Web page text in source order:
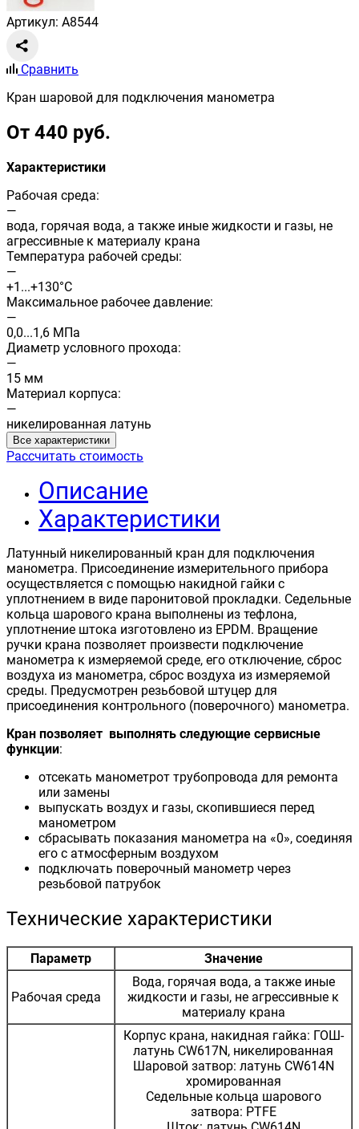
Артикул: A8544
Сравнить
Кран шаровой для подключения манометра
От 440 руб.
Характеристики
Рабочая среда:
—
вода, горячая вода, а также иные жидкости и газы, не
агрессивные к материалу крана
Температура рабочей среды:
—
+1...+130°С
Максимальное рабочее давление:
—
0,0...1,6 МПа
Диаметр условного прохода:
—
15 мм
Материал корпуса:
—
никелированная латунь
Все характеристики
Рассчитать стоимость
Описание
Характеристики
Латунный никелированный кран для подключения
манометра. Присоединение измерительного прибора
осуществляется с помощью накидной гайки с
уплотнением в виде паронитовой прокладки. Седельные
кольца шарового крана выполнены из тефлона,
уплотнение штока изготовлено из EPDM. Вращение
ручки крана позволяет произвести подключение
манометра к измеряемой среде, его отключение, сброс
воздуха из манометра, сброс воздуха из измеряемой
среды. Предусмотрен резьбовой штуцер для
присоединения контрольного (поверочного) манометра.
Кран позволяет выполнять следующие сервисные
функции:
отсекать манометрот трубопровода для ремонта
или замены
выпускать воздух и газы, скопившиеся перед
манометром
сбрасывать показания манометра на «0», соединяя
его с атмосферным воздухом
подключать поверочный манометр через
резьбовой патрубок
Технические характеристики
Параметр Значение
Рабочая среда
Вода, горячая вода, а также иные
жидкости и газы, не агрессивные к
материалу крана
Корпус крана, накидная гайка: ГОШ-
латунь CW617N, никелированная
Шаровой затвор: латунь CW614N
хромированная
Седельные кольца шарового
затвора: PTFE